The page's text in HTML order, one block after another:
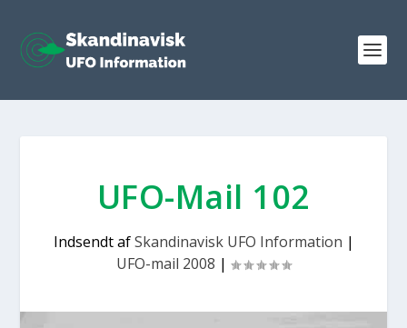
UFO-Mail 102
Indsendt afSkandinavisk UFO Information |
UFO-mail 2008 |